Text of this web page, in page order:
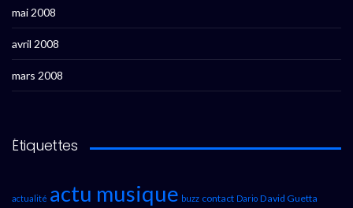
mai 2008
avril 2008
mars 2008
Étiquettes
actualité actu musique buzz contact Dario David Guetta